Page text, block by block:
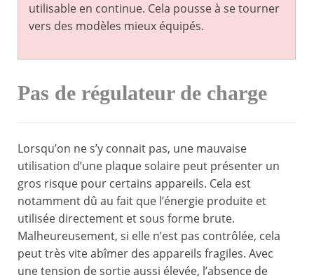
utilisable en continue. Cela pousse à se tourner
vers des modèles mieux équipés.
Pas de régulateur de charge
Lorsqu’on ne s’y connait pas, une mauvaise
utilisation d’une plaque solaire peut présenter un
gros risque pour certains appareils. Cela est
notamment dû au fait que l’énergie produite et
utilisée directement et sous forme brute.
Malheureusement, si elle n’est pas contrôlée, cela
peut très vite abîmer des appareils fragiles. Avec
une tension de sortie aussi élevée, l’absence de